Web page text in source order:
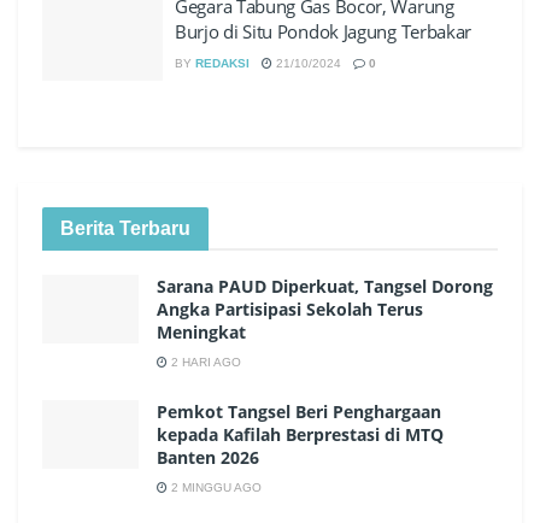
Gegara Tabung Gas Bocor, Warung
Burjo di Situ Pondok Jagung Terbakar
BY REDAKSI 21/10/2024 0
Berita Terbaru
Sarana PAUD Diperkuat, Tangsel Dorong
Angka Partisipasi Sekolah Terus
Meningkat
2 HARI AGO
Pemkot Tangsel Beri Penghargaan
kepada Kafilah Berprestasi di MTQ
Banten 2026
2 MINGGU AGO